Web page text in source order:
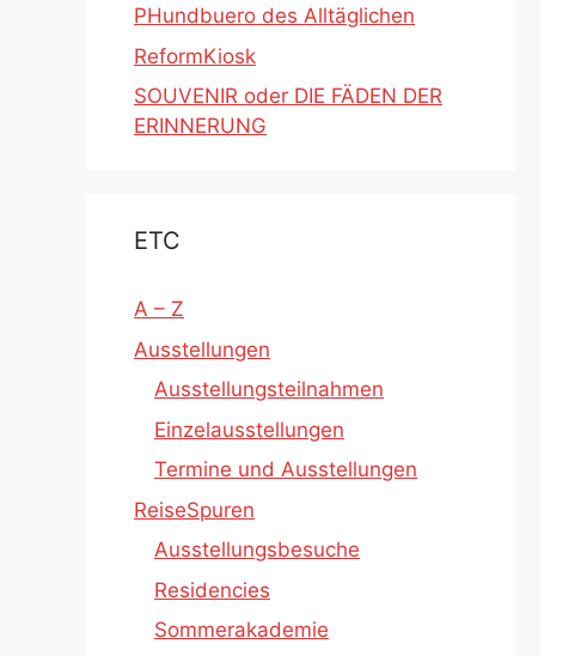
PHundbuero des Alltäglichen
ReformKiosk
SOUVENIR oder DIE FÄDEN DER
ERINNERUNG
ETC
A – Z
Ausstellungen
Ausstellungsteilnahmen
Einzelausstellungen
Termine und Ausstellungen
ReiseSpuren
Ausstellungsbesuche
Residencies
Sommerakademie